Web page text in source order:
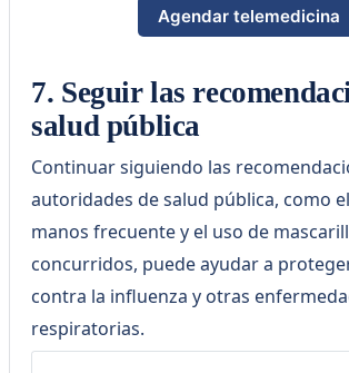
Agendar telemedicina
7. Seguir las
salud pública
Continuar siguiendo las
autoridades de salud pública, como
manos frecuente y el uso de
concurridos, puede ayudar a
contra la influenza y otras
respiratorias.